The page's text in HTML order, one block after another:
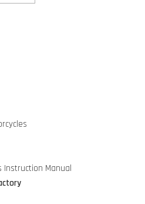
Instruction Manual